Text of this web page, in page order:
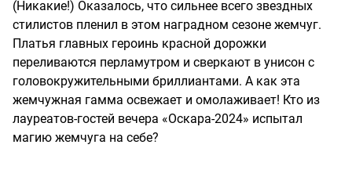
(Никакие!) Оказалось, что сильнее всего звездных
стилистов пленил в этом наградном сезоне жемчуг.
Платья главных героинь красной дорожки
переливаются перламутром и сверкают в унисон с
головокружительными бриллиантами. А как эта
жемчужная гамма освежает и омолаживает! Кто из
лауреатов-гостей вечера «Оскара-2024» испытал
магию жемчуга на себе?